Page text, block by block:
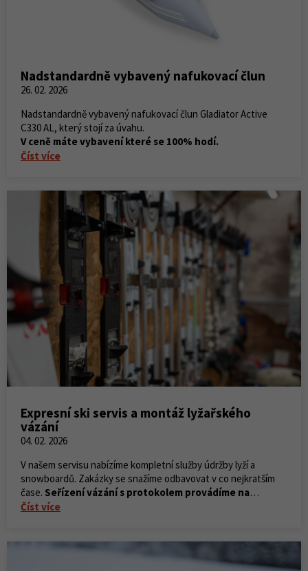
Nadstandardně vybavený nafukovací člun
26. 02. 2026
Nadstandardně vybavený nafukovací člun Gladiator Active
C330 AL, který stojí za úvahu.
V ceně máte vybavení které se 100% hodí.
Číst více
Expresní ski servis a montáž lyžařského
vázání
04. 02. 2026
V našem servisu nabízíme kompletní služby údržby lyží a
snowboardů. Zakázky se snažíme odbavovat v co nejkratším
čase. Seřízení vázání s protokolem provádíme na
počkání.
Číst více